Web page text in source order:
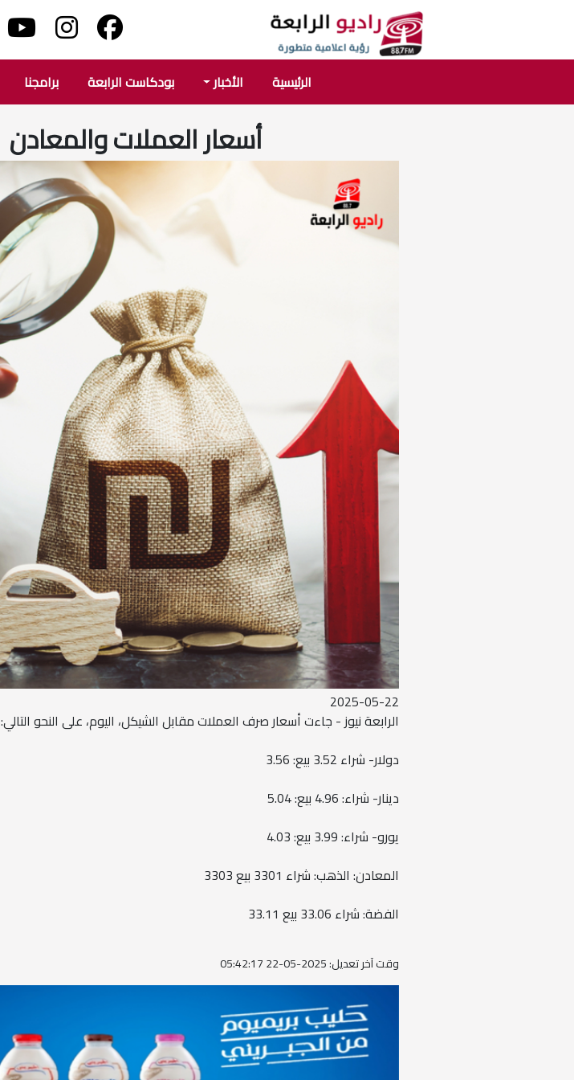
الرئيسية الأخبار بودكاست الرابعة برامجنا
أسعار العملات والمعادن
2025-05-22
الرابعة نيوز - جاءت أسعار صرف العملات مقابل الشيكل، اليوم، على النحو التالي:
دولار- شراء 3.52 بيع: 3.56
دينار- شراء: 4.96 بيع: 5.04
يورو- شراء: 3.99 بيع: 4.03
المعادن: الذهب: شراء 3301 بيع 3303
الفضة: شراء 33.06 بيع 33.11
وقت آخر تعديل: 2025-05-22 05:42:17